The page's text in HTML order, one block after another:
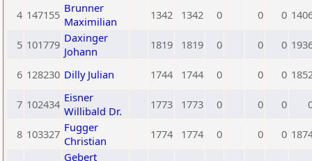
4 147155 Brunner
Maximilian
1342 1342 0 0 0
5 101779 Daxinger
Johann
1819 1819 0 0 0
6 128230 Dilly Julian 1744 1744 0 0 0
7 102434 Eisner
Willibald Dr.
1773 1773 0 0 0
8 103327 Fugger
Christian
1774 1774 0 0 0
Gebert